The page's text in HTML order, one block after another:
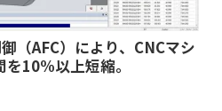
（AFC）により、CNCマシ
10%以上短縮。